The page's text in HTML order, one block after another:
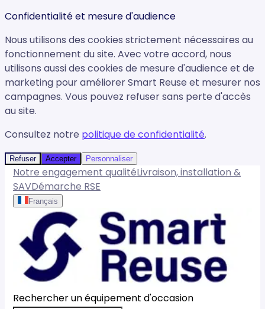
Confidentialité et mesure d'audience
Nous utilisons des cookies strictement nécessaires au
fonctionnement du site. Avec votre accord, nous
utilisons aussi des cookies de mesure d'audience et de
marketing pour améliorer Smart Reuse et mesurer nos
campagnes. Vous pouvez refuser sans perte d'accès
au site.
Consultez notre politique de confidentialité.
Refuser Accepter Personnaliser
Notre engagement qualitéLivraison, installation &
SAVDémarche RSE
Français
Rechercher un équipement d'occasion